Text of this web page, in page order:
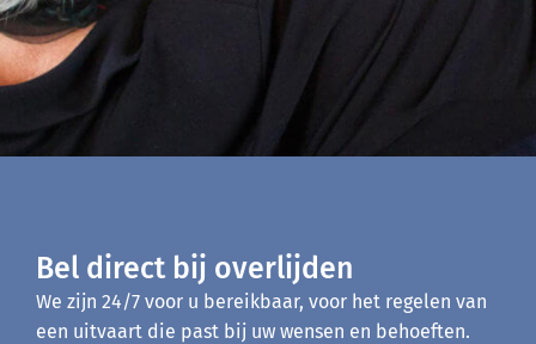
Bel direct bij overlijden
We zijn 24/7 voor u bereikbaar, voor het regelen van
een uitvaart die past bij uw wensen en behoeften.